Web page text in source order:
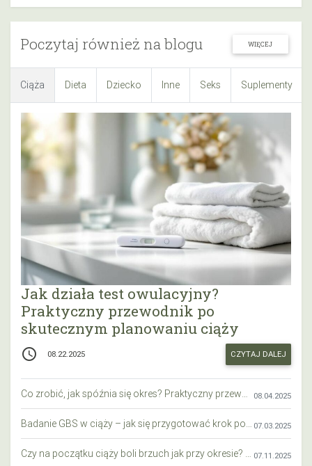
Poczytaj również na blogu WIĘCEJ
Ciąża Dieta Dziecko Inne Seks Suplementy
Jak działa test owulacyjny?
Praktyczny przewodnik po
skutecznym planowaniu ciąży
access_time 08.22.2025 CZYTAJ DALEJ
08.04.2025
07.03.2025
07.11.2025